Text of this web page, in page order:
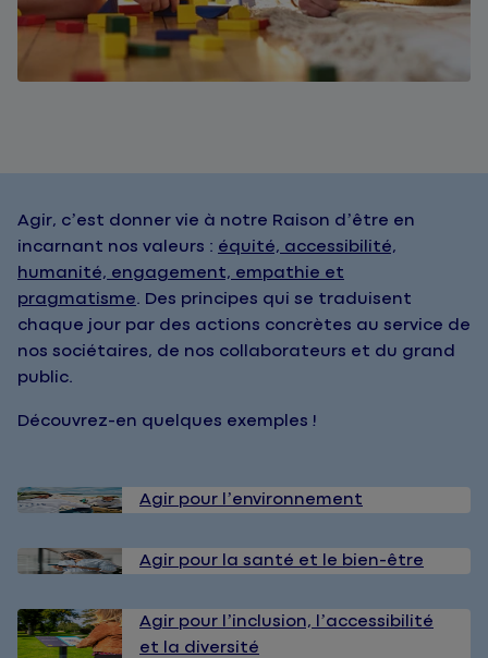
Agir, c’est donner vie à notre Raison d’être en
incarnant nos valeurs : équité, accessibilité,
humanité, engagement, empathie et
pragmatisme. Des principes qui se traduisent
chaque jour par des actions concrètes au service de
nos sociétaires, de nos collaborateurs et du grand
public.
Découvrez-en quelques exemples !
Agir pour l’environnement
Agir pour la santé et le bien-être
Agir pour l’inclusion, l’accessibilité
et la diversité